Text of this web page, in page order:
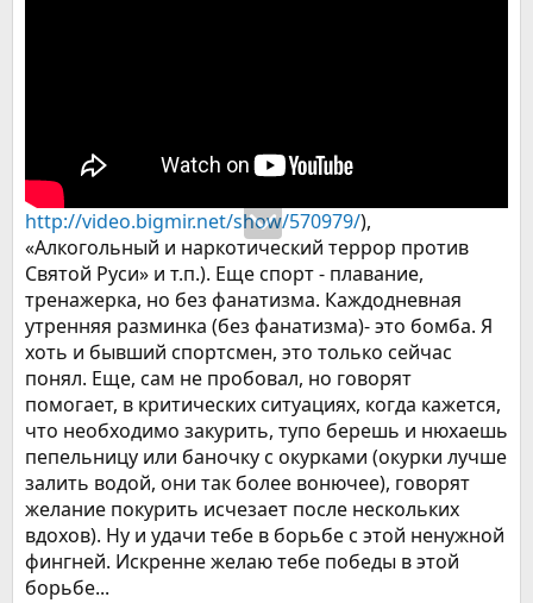
http://video.bigmir.net/show/570979/),
«Алкогольный и наркотический террор против
Святой Руси» и т.п.). Еще спорт - плавание,
тренажерка, но без фанатизма. Каждодневная
утренняя разминка (без фанатизма)- это бомба. Я
хоть и бывший спортсмен, это только сейчас
понял. Еще, сам не пробовал, но говорят
помогает, в критических ситуациях, когда кажется,
что необходимо закурить, тупо берешь и нюхаешь
пепельницу или баночку с окурками (окурки лучше
залить водой, они так более вонючее), говорят
желание покурить исчезает после нескольких
вдохов). Ну и удачи тебе в борьбе с этой ненужной
фингней. Искренне желаю тебе победы в этой
борьбе...